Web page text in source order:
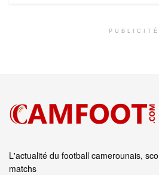
PUBLICITÉ
L'actualité du football camerounais,
matchs